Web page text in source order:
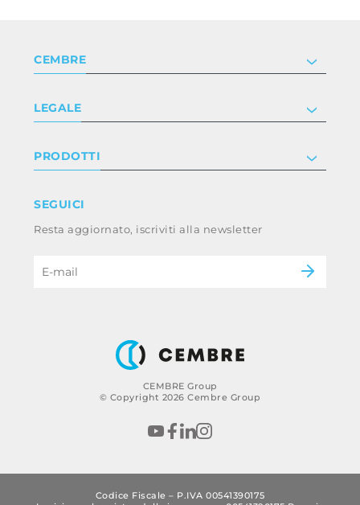
CEMBRE Group
© Copyright 2026 Cembre Group
CEMBRE
Certificazioni
Lavora con noi
LEGALE
Termini e condizioni
Whistleblowing
Codice etico e policy anticorruzione del
PRODOTTI
Power & utilities
B2B Disclaimer
SEGUICI
Resta aggiornato, iscriviti alla newsletter
Codice Fiscale – P.IVA 00541390175